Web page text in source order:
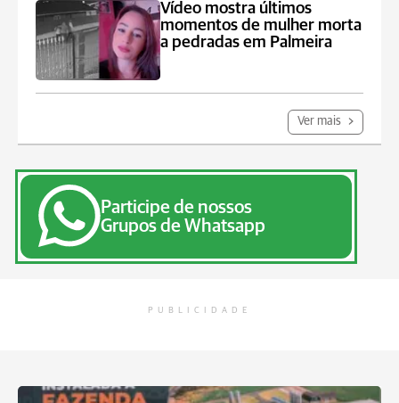
Vídeo mostra últimos
momentos de mulher morta
a pedradas em Palmeira
Ver mais
Participe de nossos
Grupos de Whatsapp
PUBLICIDADE